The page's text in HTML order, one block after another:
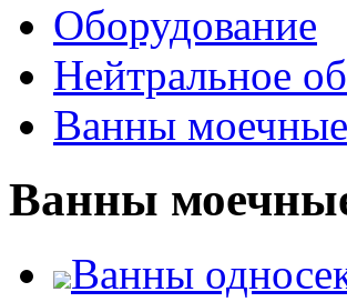
Оборудование
Нейтральное
Ванны моечные
Ванны
Ванны